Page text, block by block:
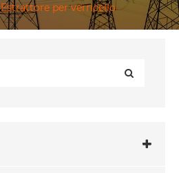
Estrattore per verricello